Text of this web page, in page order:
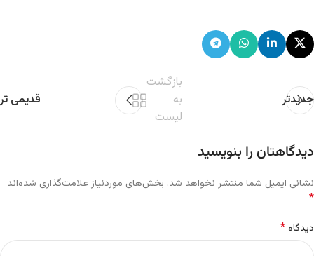
جدیدتر
بازگشت
به
لیست
قدیمی تر
دیدگاهتان را بنویسید
نشانی ایمیل شما منتشر نخواهد شد. بخش‌های موردنیاز علامت‌گذاری شده‌اند
*
دیدگاه*